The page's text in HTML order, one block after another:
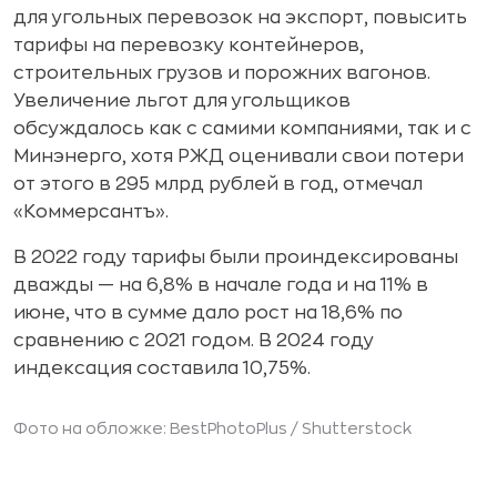
для угольных перевозок на экспорт, повысить
тарифы на перевозку контейнеров,
строительных грузов и порожних вагонов.
Увеличение льгот для угольщиков
обсуждалось как с самими компаниями, так и с
Минэнерго, хотя РЖД оценивали свои потери
от этого в 295 млрд рублей в год, отмечал
«Коммерсантъ».
В 2022 году тарифы были проиндексированы
дважды — на 6,8% в начале года и на 11% в
июне, что в сумме дало рост на 18,6% по
сравнению с 2021 годом. В 2024 году
индексация составила 10,75%.
Фото на обложке: BestPhotoPlus / Shutterstock